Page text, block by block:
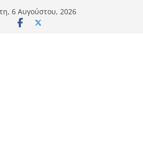
6 Αυγούστου, 2026